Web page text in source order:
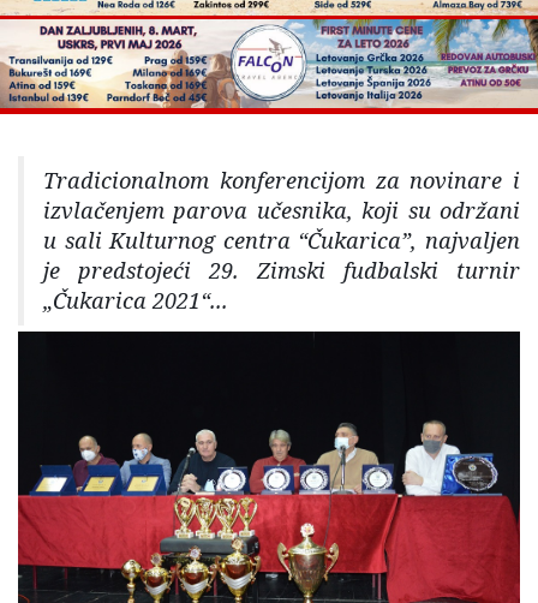
Tradicionalnom konferencijom za novinare i
izvlačenjem parova učesnika, koji su održani
u sali Kulturnog centra “Čukarica”, najvaljen
je predstojeći 29. Zimski fudbalski turnir
„Čukarica 2021“...